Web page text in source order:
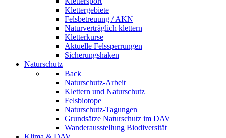
Klettergebiete
Felsbetreuung / AKN
Naturverträglich klettern
Kletterkurse
Aktuelle Felssperrungen
Sicherungshaken
Naturschutz
Back
Naturschutz-Arbeit
Klettern und Naturschutz
Felsbiotope
Naturschutz-Tagungen
Grundsätze Naturschutz im DAV
Wanderausstellung Biodiversität